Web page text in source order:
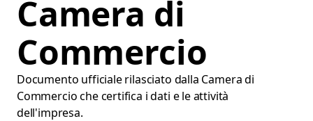
Camera di
Commercio
Documento ufficiale rilasciato dalla Camera di
Commercio che certifica i dati e le attività
dell'impresa.